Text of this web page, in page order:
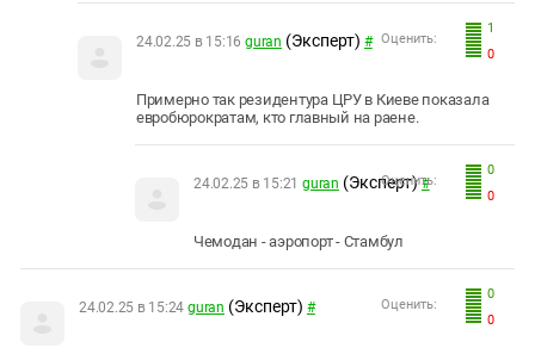
1
0
Оценить:
24.02.25 в 15:16 guran (Эксперт) #
Примерно так резидентура ЦРУ в Киеве показала
евробюрократам, кто главный на раене.
0
0
Оценить:
24.02.25 в 15:21 guran (Эксперт) #
Чемодан - аэропорт - Стамбул
0
0
Оценить:
24.02.25 в 15:24 guran (Эксперт) #